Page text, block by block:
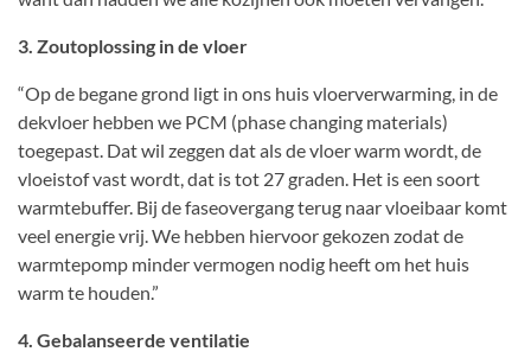
3. Zoutoplossing in de vloer
“Op de begane grond ligt in ons huis vloerverwarming, in de
dekvloer hebben we PCM (phase changing materials)
toegepast. Dat wil zeggen dat als de vloer warm wordt, de
vloeistof vast wordt, dat is tot 27 graden. Het is een soort
warmtebuffer. Bij de faseovergang terug naar vloeibaar komt
veel energie vrij. We hebben hiervoor gekozen zodat de
warmtepomp minder vermogen nodig heeft om het huis
warm te houden.”
4. Gebalanseerde ventilatie